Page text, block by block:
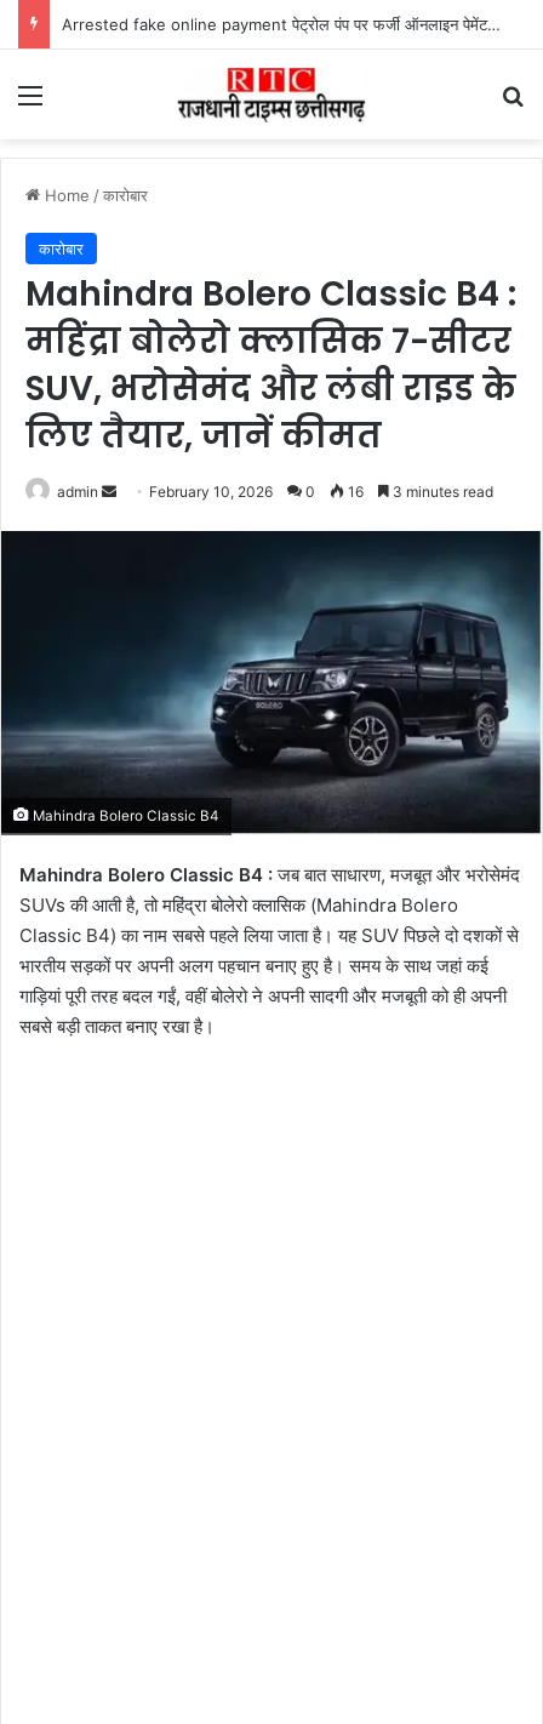
Lailunga Double Murder Case -लैलूंगा के ग्राम छापरपानी में डबल मर्डर और दुष्कर्म कांड का खुलासा, 65 वर्षीय आरोपी गिरफ्तार
Menu
Home /कारोबार
कारोबार
Mahindra Bolero Classic B4 :
महिंद्रा बोलेरो क्लासिक 7-सीटर
SUV, भरोसेमंद और लंबी राइड के
लिए तैयार, जानें कीमत
admin
Send February 10, 2026 0 16 3 minutes read
Mahindra Bolero Classic B4
Mahindra Bolero Classic B4 :जब बात साधारण, मजबूत और भरोसेमंद
SUVs की आती है, तो महिंद्रा बोलेरो क्लासिक (Mahindra Bolero
Classic B4) का नाम सबसे पहले लिया जाता है। यह SUV पिछले दो दशकों से
भारतीय सड़कों पर अपनी अलग पहचान बनाए हुए है। समय के साथ जहां कई
गाड़ियां पूरी तरह बदल गईं, वहीं बोलेरो ने अपनी सादगी और मजबूती को ही अपनी
सबसे बड़ी ताकत बनाए रखा है।